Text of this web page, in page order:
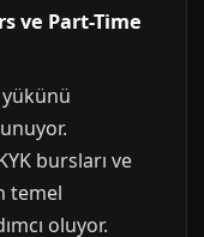
ve Part-Time
bursları ve
temel
oluyor.